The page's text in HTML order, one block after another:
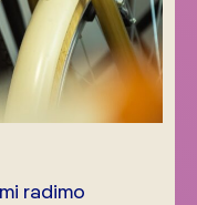
radimo